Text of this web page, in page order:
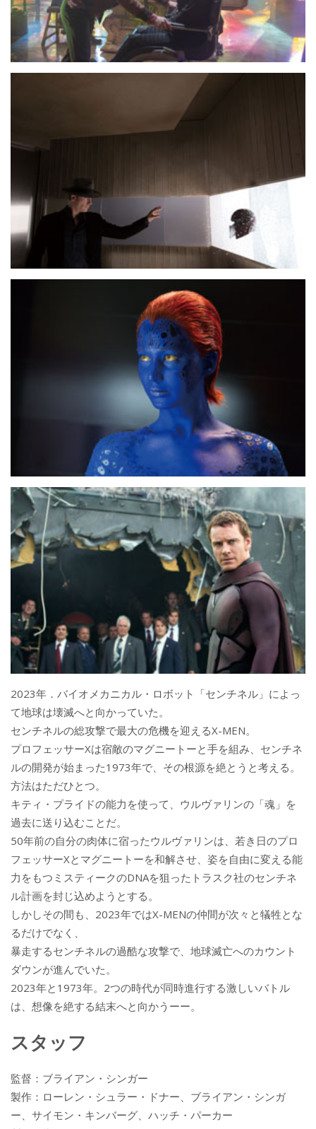
2023年．バイオメカニカル・ロボット「センチネル」によっ
て地球は壊滅へと向かっていた。
センチネルの総攻撃で最大の危機を迎えるX-MEN。
プロフェッサーXは宿敵のマグニートーと手を組み、センチネ
ルの開発が始まった1973年で、その根源を絶とうと考える。
方法はただひとつ。
キティ・プライドの能力を使って、ウルヴァリンの「魂」を
過去に送り込むことだ。
50年前の自分の肉体に宿ったウルヴァリンは、若き日のプロ
フェッサーXとマグニートーを和解させ、姿を自由に変える能
力をもつミスティークのDNAを狙ったトラスク社のセンチネ
ル計画を封じ込めようとする。
しかしその間も、2023年ではX-MENの仲間が次々と犠牲とな
るだけでなく、
暴走するセンチネルの過酷な攻撃で、地球滅亡へのカウント
ダウンが進んでいた。
2023年と1973年。2つの時代が同時進行する激しいバトル
は、想像を絶する結末へと向かうーー。
スタッフ
監督：ブライアン・シンガー
製作：ローレン・シュラー・ドナー、ブライアン・シンガ
ー、サイモン・キンバーグ、ハッチ・パーカー